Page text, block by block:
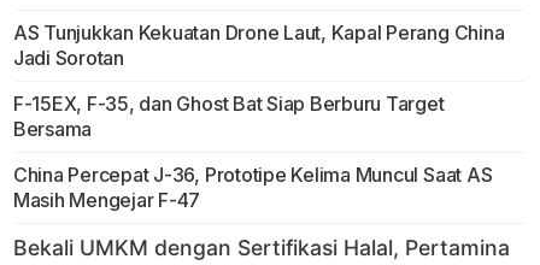
AS Tunjukkan Kekuatan Drone Laut, Kapal Perang China
Jadi Sorotan
F-15EX, F-35, dan Ghost Bat Siap Berburu Target
Bersama
China Percepat J-36, Prototipe Kelima Muncul Saat AS
Masih Mengejar F-47